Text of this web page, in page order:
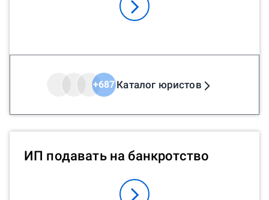
+687Каталог юристов
ИП подавать на банкротство